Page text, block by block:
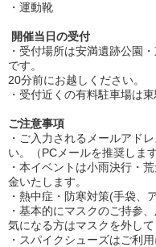
・運動靴
開催当日の受付
・受付場所は安満遺跡公園
です。
20分前にお越しください。
・受付近くの有料駐車場は
ご注意事項
・ご入力されるメールアド
い。（PCメールを推奨しま
・本イベントは小雨決行・
金いたします。
・熱中症・防寒対策(手袋、
・基本的にマスクのご持参
気になる方はマスクを外して
・スパイクシューズはご利用